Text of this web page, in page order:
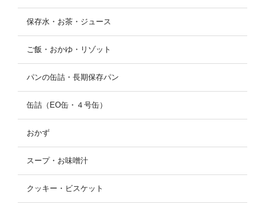
保存水・お茶・ジュース
ご飯・おかゆ・リゾット
パンの缶詰・長期保存パン
缶詰（EO缶・４号缶）
おかず
スープ・お味噌汁
クッキー・ビスケット